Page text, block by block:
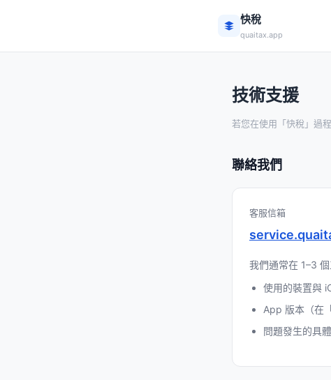
快稅
quaitax.app
技術支援
若您在使用「快稅」過
聯絡我們
客服信箱
我們通常在 1–3
使用的裝置與
App 版本（在
問題發生的具